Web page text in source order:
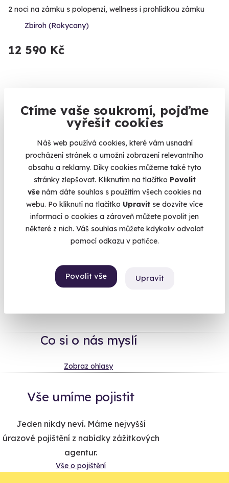
Ctíme vaše soukromí, pojďme
vyřešit cookies
Náš web používá cookies, které vám usnadní
procházení stránek a umožní zobrazení relevantního
obsahu a reklamy. Díky cookies můžeme také tyto
stránky zlepšovat. Kliknutím na tlačítko Povolit
vše nám dáte souhlas s použitím všech cookies na
webu. Po kliknutí na tlačítko Upravit se dozvíte více
informací o cookies a zároveň můžete povolit jen
některé z nich. Váš souhlas můžete kdykoliv odvolat
pomocí odkazu v patičce.
Povolit vše Upravit
2 noci na zámku s polopenzí, wellness i prohlídkou zámku
Zbiroh (Rokycany)
12 590 Kč
Zlato, stříbro, drahé kamení, postele s nebesy a baldachýny,
velké obrazárny, vrzající parkety skládané do geometrických
obrazců, honosné jídelny, padající most a nebo vodní příkop
- pobyt na zámku má své neodolatelné kouzlo a vyzkoušet si
na pár dní žít jako král se dá jen těžko odmítnout. Přestože
prodloužený víkend nebo dovolená na některémz našich
českých zámkůje skvělý zážitek sám o sobě, v pokladnici
našich zážitků jsou ještě schované další šperky. Můžete třeba
z nádvoří zámku letět balónem, užít siwellnessnebo
neodolatelné procházky po zámeckých zahradách či se
ztratit v opojných labyrintech.
Naheureka.cz
Co si o nás myslí
Zobraz ohlasy
Vše umíme pojistit
Jeden nikdy neví. Máme nejvyšší
úrazové pojištění z nabídky zážitkových
agentur.
Vše o pojištění